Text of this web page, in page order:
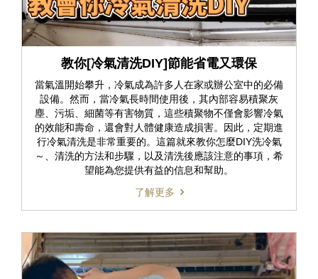
教你[冷氣清洗DIY]節能省電又環保
當氣溫開始攀升，冷氣成為許多人在家或辦公室中的必備
設備。然而，當冷氣長時間使用後，其內部容易積聚灰
塵、污垢、細菌等有害物質，這些積聚物不僅會影響冷氣
的效能和壽命，還會對人體健康造成損害。因此，定期進
行冷氣清洗是非常重要的。這篇就來教你怎麼DIY洗冷氣
～、清洗的方法和步驟，以及清洗後應該注意的事項，希
望能為您提供有益的信息和幫助。
了解更多